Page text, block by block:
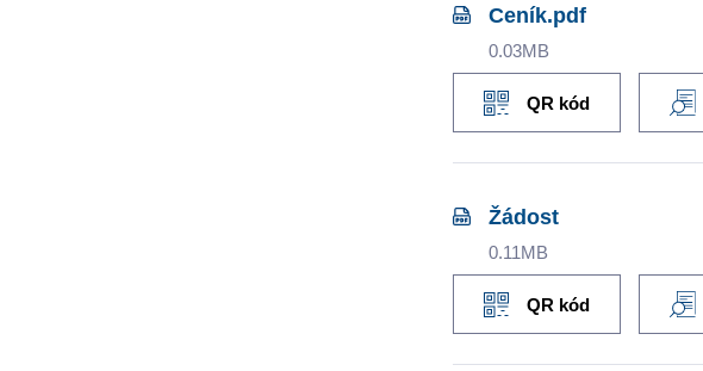
Ceník.pdf
0.03MB
QR kód
Žádost
0.11MB
QR kód